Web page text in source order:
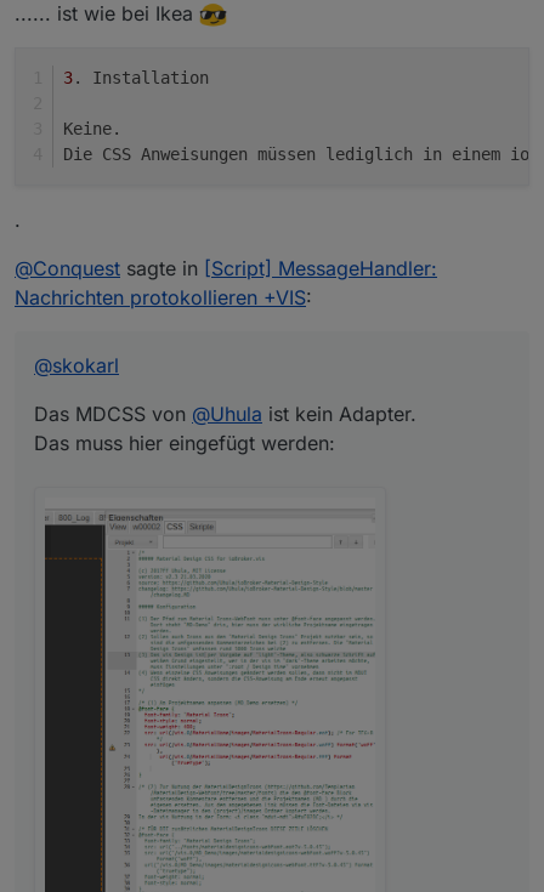
...... ist wie bei Ikea
3. Installation
Keine.
Die CSS Anweisungen müssen lediglich in einem
.
@Conquest sagte in [Script] MessageHandler:
Nachrichten protokollieren +VIS:
@skokarl
Das MDCSS von @Uhula ist kein Adapter.
Das muss hier eingefügt werden: